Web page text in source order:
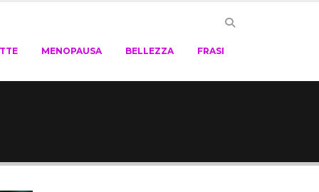
MENOPAUSA BELLEZZA FRASI